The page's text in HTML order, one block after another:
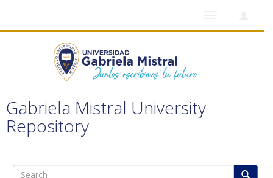
Gabriela Mistral University
Repository